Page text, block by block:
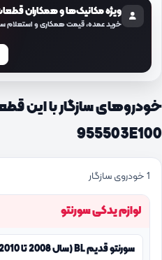
ویژه مکانیک‌ها و همکاران
خرید عمده، قیمت همکاری و استعلام
خودروهای سازگار با این
955503E100
1 خودروی سازگار
لوازم یدکی سورنتو
سورنتو قدیم BL (سال 2008 تا 2010)